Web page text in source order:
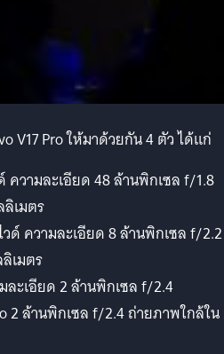
V17 Pro ให้มาด้วยกัน 4 ตัว ได้แก่
ความละเอียด 48 ล้านพิกเซล f/1.8
เมตร
ด์ ความละเอียด 8 ล้านพิกเซล f/2.2
เมตร
ละเอียด 2 ล้านพิกเซล f/2.4
2 ล้านพิกเซล f/2.4 ถ่ายภาพใกล้ใน